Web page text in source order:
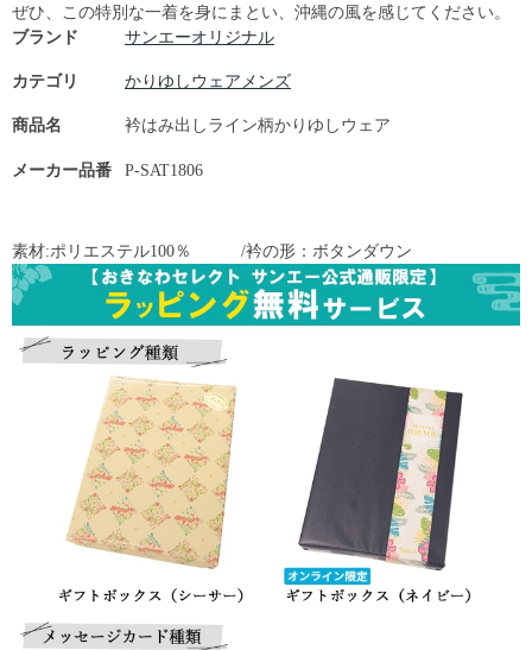
ぜひ、この特別な一着を身にまとい、沖縄の風を感じてください。
ブランド
サンエーオリジナル
カテゴリ かりゆしウェアメンズ
商品名 衿はみ出しライン柄かりゆしウェア
メーカー品番 P-SAT1806
素材:ポリエステル100％ /衿の形：ボタンダウン